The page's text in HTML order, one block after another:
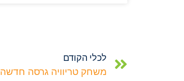
לכלי הקודם
משחק טריוויה גרסה חדשה